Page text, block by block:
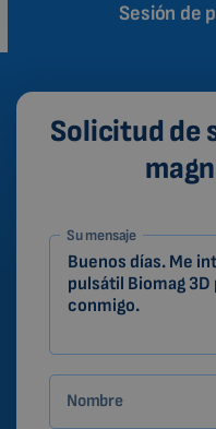
Sesión de
Solicitud de
1-
ES
Zákazník
Su mensaje
Nombre